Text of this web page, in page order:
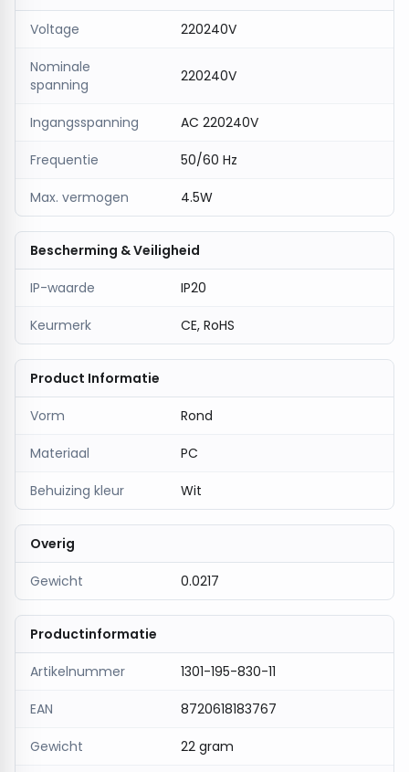
Voltage 220240V
Nominale
spanning
220240V
Ingangsspanning AC 220240V
Frequentie 50/60 Hz
Max. vermogen 4.5W
Bescherming & Veiligheid
IP-waarde IP20
Keurmerk CE, RoHS
Product Informatie
Vorm Rond
Materiaal PC
Behuizing kleur Wit
Overig
Gewicht 0.0217
Productinformatie
Artikelnummer 1301-195-830-11
EAN 8720618183767
Gewicht 22 gram